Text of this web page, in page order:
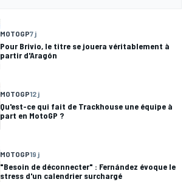
MOTOGP7 j
Pour Brivio, le titre se jouera véritablement à
partir d'Aragón
MOTOGP12 j
Qu'est-ce qui fait de Trackhouse une équipe à
part en MotoGP ?
MOTOGP19 j
"Besoin de déconnecter" : Fernández évoque le
stress d'un calendrier surchargé